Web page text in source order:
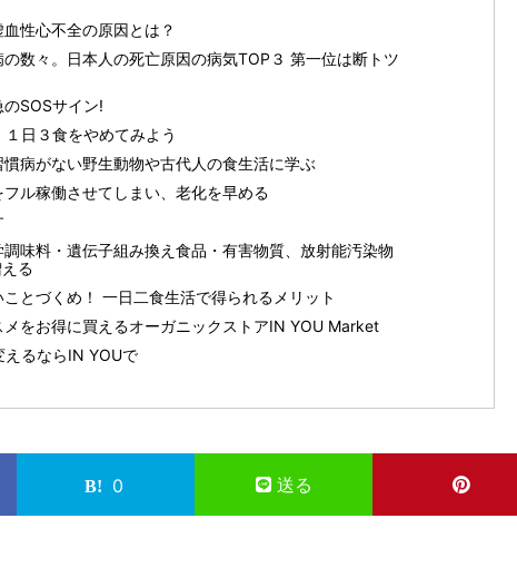
性心不全の原因とは？
数々。日本人の死亡原因の病気TOP３ 第一位は断トツ
SOSサイン!
日３食をやめてみよう
病がない野生動物や古代人の食生活に学ぶ
ル稼働させてしまい、老化を早める
味料・遺伝子組み換え食品・有害物質、放射能汚染物
る
とづくめ！ 一日二食生活で得られるメリット
をお得に買えるオーガニックストアIN YOU Market
るならIN YOUで
0 送る